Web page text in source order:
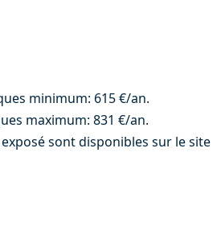
minimum: 615 €/an.
maximum: 831 €/an.
sont disponibles sur le site